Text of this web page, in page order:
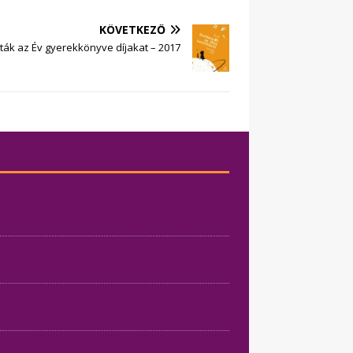
KÖVETKEZŐ
az Év gyerekkönyve díjakat – 2017